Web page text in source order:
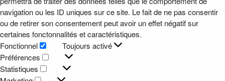
navigation ou les ID uniques sur ce site. Le fait de ne pas consentir
ou de retirer son consentement peut avoir un effet négatif sur
certaines fonctonnalités et caractéristiques.
Fonctionnel
Fonctionnel
Toujours activé
Préférences
Préférences
Statistiques
Statistiques